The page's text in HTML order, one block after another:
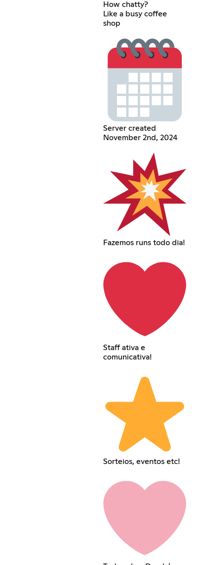
How chatty?
Like a busy coffee
shop
Server created
November 2nd, 2024
Fazemos runs todo dia!
Staff ativa e
comunicativa!
Sorteios, eventos etc!